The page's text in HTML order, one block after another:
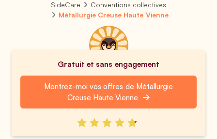
SideCare
Conventions collectives
Métallurgie Creuse Haute Vienne
Gratuit et sans engagement
Montrez-moi vos offres de Métallurgie
Creuse Haute Vienne